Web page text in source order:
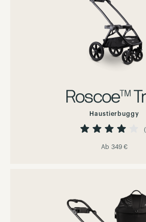
Roscoe™
Haustierbuggy
Bewertung:
Ab 349 €